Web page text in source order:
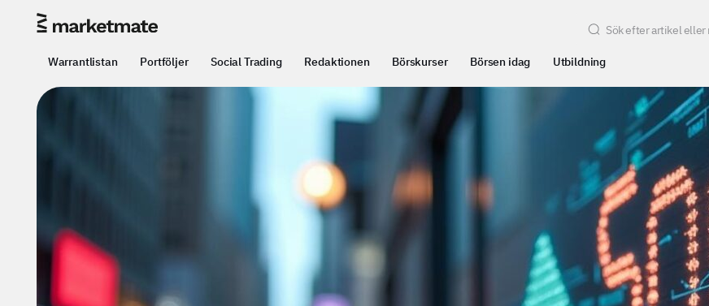
Warrantlistan Portföljer Social Trading Redaktionen Börskurser Börsen idag Utbildning